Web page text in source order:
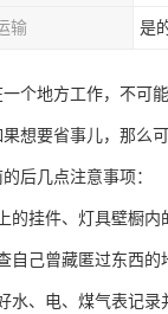
输 是
一个地方工作，不可
想要省事儿，那么
后几点注意事项：
的挂件、灯具壁橱内
自己曾藏匿过东西的
水、电、煤气表记录